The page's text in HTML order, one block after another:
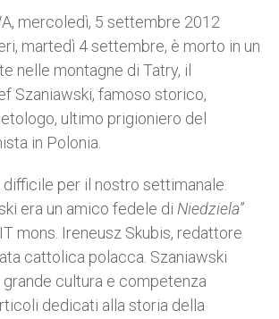
mercoledì, 5 settembre 2012
martedì 4 settembre, è morto in un
nelle montagne di Tatry, il
Szaniawski, famoso storico,
ultimo prigioniero del
in Polonia.
difficile per il nostro settimanale.
era un amico fedele di Niedziela”
mons. Ireneusz Skubis, redattore
cattolica polacca. Szaniawski
grande cultura e competenza
dedicati alla storia della